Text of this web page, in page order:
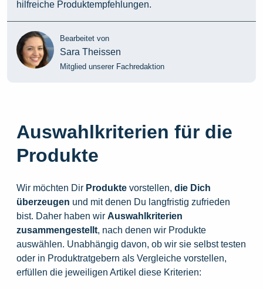
hilfreiche Produktempfehlungen.
Bearbeitet von
Sara Theissen
Mitglied unserer Fachredaktion
Auswahlkriterien für die
Produkte
Wir möchten Dir Produkte vorstellen, die Dich
überzeugen und mit denen Du langfristig zufrieden
bist. Daher haben wir Auswahlkriterien
zusammengestellt, nach denen wir Produkte
auswählen. Unabhängig davon, ob wir sie selbst testen
oder in Produktratgebern als Vergleiche vorstellen,
erfüllen die jeweiligen Artikel diese Kriterien: